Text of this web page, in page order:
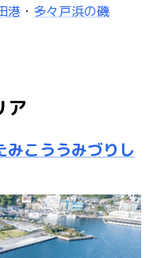
港 ・ 多々戸浜の磯
ア
みこううみづりし